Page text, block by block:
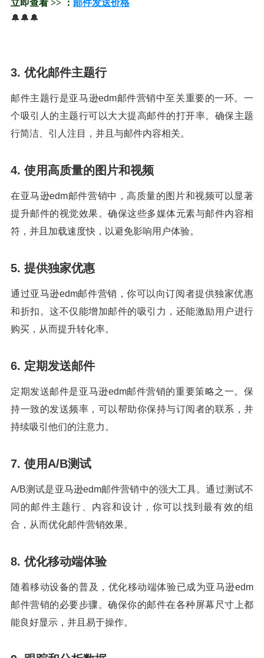
立即查看 >> ： 邮件发送价格
🔔🔔🔔
3. 优化邮件主题行
邮件主题行是亚马逊edm邮件营销中至关重要的一环。一
个吸引人的主题行可以大大提高邮件的打开率。确保主题
行简洁、引人注目，并且与邮件内容相关。
4. 使用高质量的图片和视频
在亚马逊edm邮件营销中，高质量的图片和视频可以显著
提升邮件的视觉效果。确保这些多媒体元素与邮件内容相
符，并且加载速度快，以避免影响用户体验。
5. 提供独家优惠
通过亚马逊edm邮件营销，你可以向订阅者提供独家优惠
和折扣。这不仅能增加邮件的吸引力，还能激励用户进行
购买，从而提升转化率。
6. 定期发送邮件
定期发送邮件是亚马逊edm邮件营销的重要策略之一。保
持一致的发送频率，可以帮助你保持与订阅者的联系，并
持续吸引他们的注意力。
7. 使用A/B测试
A/B测试是亚马逊edm邮件营销中的强大工具。通过测试不
同的邮件主题行、内容和设计，你可以找到最有效的组
合，从而优化邮件营销效果。
8. 优化移动端体验
随着移动设备的普及，优化移动端体验已成为亚马逊edm
邮件营销的必要步骤。确保你的邮件在各种屏幕尺寸上都
能良好显示，并且易于操作。